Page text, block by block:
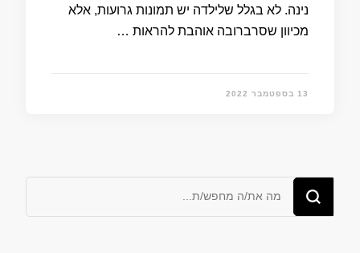
נינה. לא בגלל שלילדה יש ​​תמונות גרועות, אלא
מכיוון שסרברובה אוהבת להראות …
13 בספטמבר 2022
מחפש/ת
משהו?